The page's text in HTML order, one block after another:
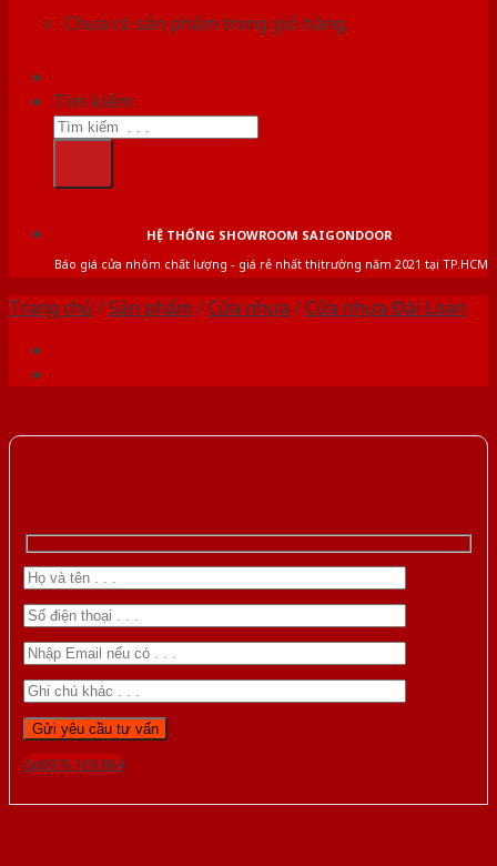
Chưa có sản phẩm trong giỏ hàng.
Tìm kiếm:
HỆ THỐNG SHOWROOM SAIGONDOOR
Báo giá cửa nhôm chất lượng - giá rẻ nhất thị trường năm 2021 tại TP.HCM
Trang chủ /Sản phẩm /Cửa nhựa /Cửa nhựa Đài Loan
Gọi 0976.169.864